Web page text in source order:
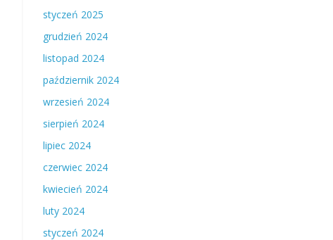
styczeń 2025
grudzień 2024
listopad 2024
październik 2024
wrzesień 2024
sierpień 2024
lipiec 2024
czerwiec 2024
kwiecień 2024
luty 2024
styczeń 2024